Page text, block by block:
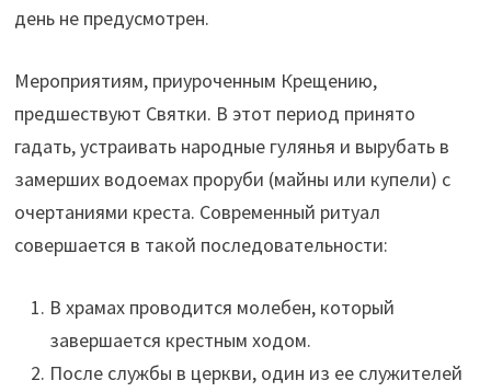
день не предусмотрен.
Мероприятиям, приуроченным Крещению,
предшествуют Святки. В этот период принято
гадать, устраивать народные гулянья и вырубать в
замерших водоемах проруби (майны или купели) с
очертаниями креста. Современный ритуал
совершается в такой последовательности:
В храмах проводится молебен, который
завершается крестным ходом.
После службы в церкви, один из ее служителей